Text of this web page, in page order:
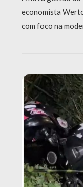
economista
com foco na